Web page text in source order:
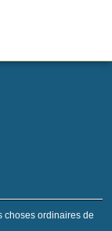
choses ordinaires de